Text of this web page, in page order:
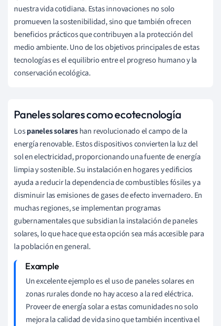
nuestra vida cotidiana. Estas innovaciones no solo
promueven la sostenibilidad, sino que también ofrecen
beneficios prácticos que contribuyen a la protección del
medio ambiente. Uno de los objetivos principales de estas
tecnologías es el equilibrio entre el progreso humano y la
conservación ecológica.
Paneles solares como ecotecnología
Lospaneles solareshan revolucionado el campo de la
energía renovable. Estos dispositivos convierten la luz del
sol en electricidad, proporcionando una fuente de energía
limpia y sostenible. Su instalación en hogares y edificios
ayuda a reducir la dependencia de combustibles fósiles y a
disminuir las emisiones de gases de efecto invernadero. En
muchas regiones, se implementan programas
gubernamentales que subsidian la instalación de paneles
solares, lo que hace que esta opción sea más accesible para
la población en general.
Un excelente ejemplo es el uso de paneles solares en
zonas rurales donde no hay acceso a la red eléctrica.
Proveer de energía solar a estas comunidades no solo
mejora la calidad de vida sino que también incentiva el